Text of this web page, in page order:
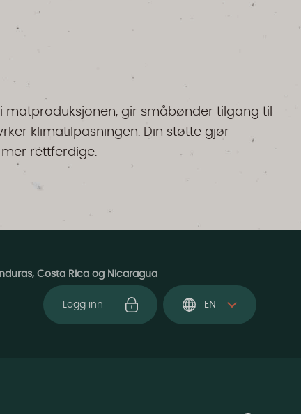
gir småbønder tilgang til
klimatilpasningen. Din støtte gjør
rettferdige.
Costa Rica og Nicaragua
Logg inn EN